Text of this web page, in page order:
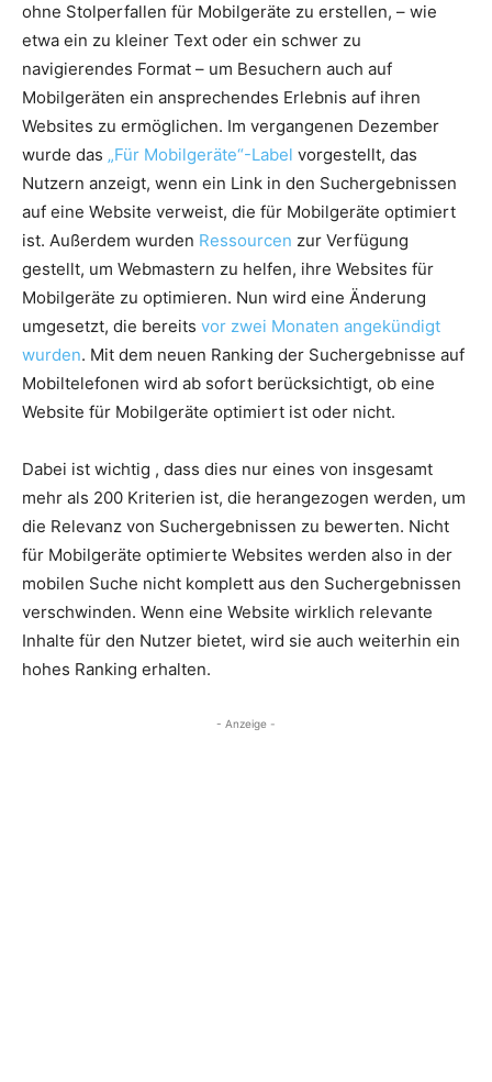
ohne Stolperfallen für Mobilgeräte zu erstellen, – wie
etwa ein zu kleiner Text oder ein schwer zu
navigierendes Format – um Besuchern auch auf
Mobilgeräten ein ansprechendes Erlebnis auf ihren
Websites zu ermöglichen. Im vergangenen Dezember
wurde das „Für Mobilgeräte“-Label vorgestellt, das
Nutzern anzeigt, wenn ein Link in den Suchergebnissen
auf eine Website verweist, die für Mobilgeräte optimiert
ist. Außerdem wurden Ressourcen zur Verfügung
gestellt, um Webmastern zu helfen, ihre Websites für
Mobilgeräte zu optimieren. Nun wird eine Änderung
umgesetzt, die bereits vor zwei Monaten angekündigt
wurden. Mit dem neuen Ranking der Suchergebnisse auf
Mobiltelefonen wird ab sofort berücksichtigt, ob eine
Website für Mobilgeräte optimiert ist oder nicht.
Dabei ist wichtig , dass dies nur eines von insgesamt
mehr als 200 Kriterien ist, die herangezogen werden, um
die Relevanz von Suchergebnissen zu bewerten. Nicht
für Mobilgeräte optimierte Websites werden also in der
mobilen Suche nicht komplett aus den Suchergebnissen
verschwinden. Wenn eine Website wirklich relevante
Inhalte für den Nutzer bietet, wird sie auch weiterhin ein
hohes Ranking erhalten.
- Anzeige -